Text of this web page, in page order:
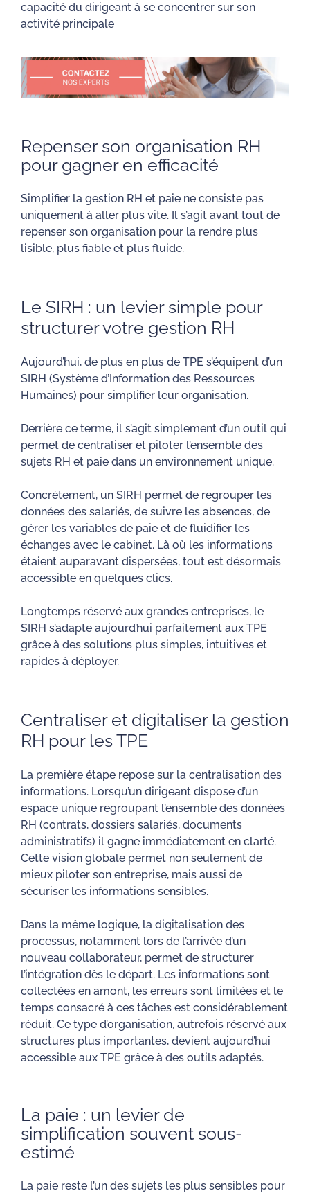
capacité du dirigeant à se concentrer sur son
activité principale
Repenser son organisation RH
pour gagner en efficacité
Simplifier la gestion RH et paie ne consiste pas
uniquement à aller plus vite. Il s’agit avant tout de
repenser son organisation pour la rendre plus
lisible, plus fiable et plus fluide.
Le SIRH : un levier simple pour
structurer votre gestion RH
Aujourd’hui, de plus en plus de TPE s’équipent d’un
SIRH (Système d’Information des Ressources
Humaines) pour simplifier leur organisation.
Derrière ce terme, il s’agit simplement d’un outil qui
permet de centraliser et piloter l’ensemble des
sujets RH et paie dans un environnement unique.
Concrètement, un SIRH permet de regrouper les
données des salariés, de suivre les absences, de
gérer les variables de paie et de fluidifier les
échanges avec le cabinet. Là où les informations
étaient auparavant dispersées, tout est désormais
accessible en quelques clics.
Longtemps réservé aux grandes entreprises, le
SIRH s’adapte aujourd’hui parfaitement aux TPE
grâce à des solutions plus simples, intuitives et
rapides à déployer.
Centraliser et digitaliser la gestion
RH pour les TPE
La première étape repose sur la centralisation des
informations. Lorsqu’un dirigeant dispose d’un
espace unique regroupant l’ensemble des données
RH (contrats, dossiers salariés, documents
administratifs) il gagne immédiatement en clarté.
Cette vision globale permet non seulement de
mieux piloter son entreprise, mais aussi de
sécuriser les informations sensibles.
Dans la même logique, la digitalisation des
processus, notamment lors de l’arrivée d’un
nouveau collaborateur, permet de structurer
l’intégration dès le départ. Les informations sont
collectées en amont, les erreurs sont limitées et le
temps consacré à ces tâches est considérablement
réduit. Ce type d’organisation, autrefois réservé aux
structures plus importantes, devient aujourd’hui
accessible aux TPE grâce à des outils adaptés.
La paie : un levier de
simplification souvent sous-
estimé
La paie reste l’un des sujets les plus sensibles pour